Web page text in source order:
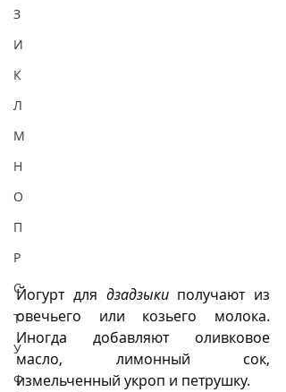
З
И
К
Л
М
Н
О
П
Р
С
Т
У
Ф
Йогурт для дзадзыки получают из
овечьего или козьего молока.
Иногда добавляют оливковое
масло, лимонный сок,
измельченный укроп и петрушку.